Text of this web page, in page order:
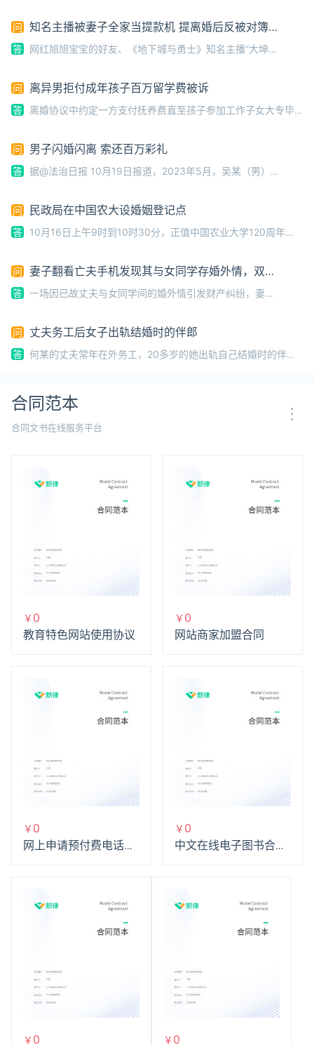
院受理遗产管理人申请，
问
知名主播被妻子全家当提款机 提离婚后反被对簿公
堂
答
网红旭旭宝宝的好友、《地下城与勇士》知名主播“大坤
感受，直言这段婚姻让他感到“非常失败”
问 离异男拒付成年孩子百万留学费被诉
答
离婚协议中约定一方支付抚养费直至孩子参加工作子女大专毕
与李某（男）曾是夫妻，两人于2
问 男子闪婚闪离 索还百万彩礼
答 据@法治日报 10月19日报道，2023年5月，吴某（男）与
奢侈品；订婚时，吴某还向李某给
问 民政局在中国农大设婚姻登记点
答
10月16日上午9时到10时30分，正值中国农业大学120周年校
农业大学校内临时结
问
妻子翻看亡夫手机发现其与女同学存婚外情，双方
互相转账近百万
答 一场因已故丈夫与女同学间的婚外情引发财产纠纷，妻子
学周某的赠与行为无效并返还款项的诉讼请
问 丈夫务工后女子出轨结婚时的伴郎
答 何某的丈夫常年在外务工，20多岁的她出轨自己结婚时的伴郎
郑某某重婚一审刑事判决书，
合同范本
合同文书在线服务平台
￥ 0
教育特色网站使用协议
￥ 0
网站商家加盟合同
￥ 0
网上申请预付费电话业
￥ 0
中文在线电子图书合作
￥ 0 ￥ 0